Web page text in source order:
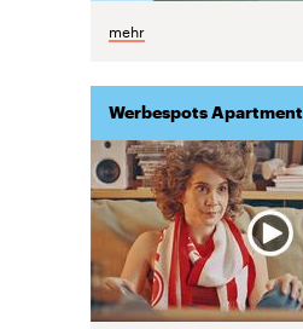
mehr
Werbespots Apartment